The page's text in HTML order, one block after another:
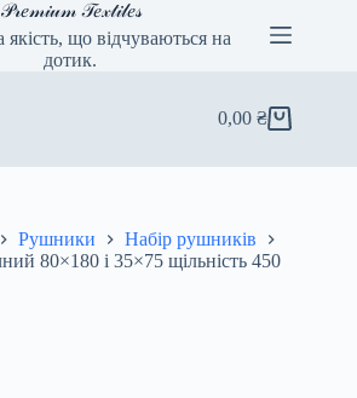
𝒫𝓇𝑒𝓂𝒾𝓊𝓂 𝒯𝑒𝓍𝓉𝒾𝓁𝑒𝓈
якість, що відчуваються на
дотик.
Кошик
0,00₴
Рушники
Набір рушників
80×180 і 35×75 щільність 450